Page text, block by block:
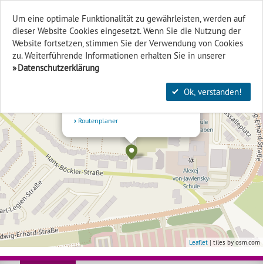
Finden & Filtern
Stadtteilzentrum Schelmengraben
Routenplaner
+
Leaflet | tiles by osm.com
Um eine optimale Funktionalität zu gewährleisten, werden auf
dieser Website Cookies eingesetzt. Wenn Sie die Nutzung der
Website fort­setzen, stimmen Sie der Verwendung von Cookies
zu. Weiterführende Informationen erhalten Sie in unserer
Datenschutzerklärung
Ok, verstanden!